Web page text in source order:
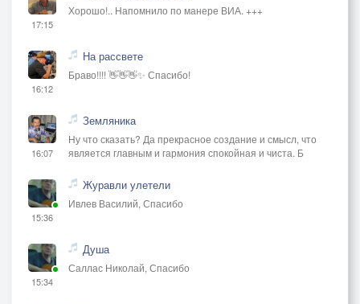
17:15
Хорошо!.. Напомнило по манере ВИА. +++
16:12
На рассвете
Браво!!!! 👋👋👋✨ Спасибо!
16:07
Земляника
Ну что сказать? Да прекрасное создание и смысл, что
является главным и гармония спокойная и чиста. Б
15:36
Журавли улетели
Ивлев Василий, Спасибо
15:34
Душа
Саллас Николай, Спасибо